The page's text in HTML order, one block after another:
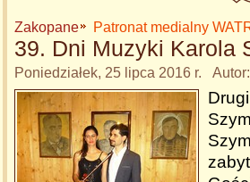
Zakopane Patronat medialny
39. Dni Muzyki Karola
Poniedziałek, 25 lipca 2016 r.